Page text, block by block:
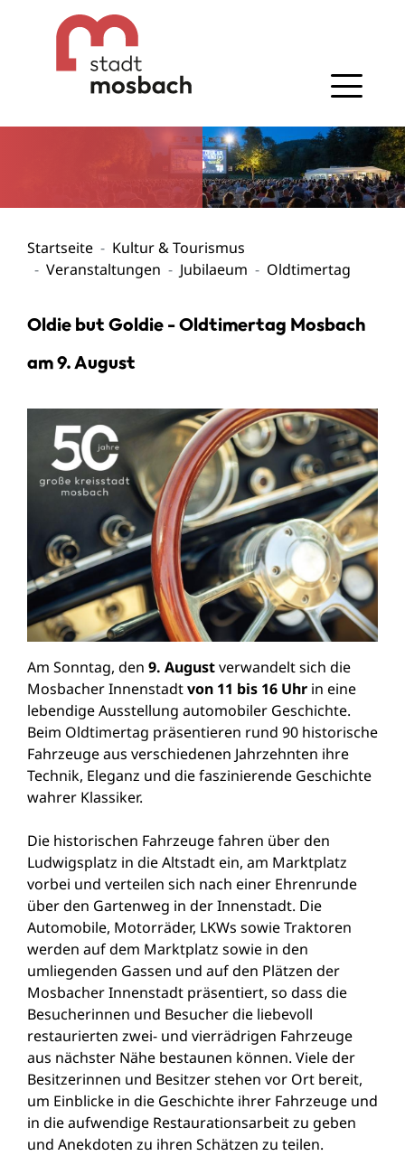
Gehe zum Navigationsbereich
Gehe zum Inhalt
Startseite
Kultur & Tourismus
Veranstaltungen
Jubilaeum Oldtimertag
Oldie but Goldie - Oldtimertag Mosbach
am 9. August
Am Sonntag, den 9. Augustverwandelt sich die
Mosbacher Innenstadtvon 11 bis 16 Uhr in eine
lebendige Ausstellung automobiler Geschichte.
Beim Oldtimertag präsentieren rund 90 historische
Fahrzeuge aus verschiedenen Jahrzehnten ihre
Technik, Eleganz und die faszinierende Geschichte
wahrer Klassiker.
Die historischen Fahrzeuge fahren über den
Ludwigsplatz in die Altstadt ein, am Marktplatz
vorbei und verteilen sich nach einer Ehrenrunde
über den Gartenweg in der Innenstadt. Die
Automobile, Motorräder, LKWs sowie Traktoren
werden auf dem Marktplatz sowie in den
umliegenden Gassen und auf den Plätzen der
Mosbacher Innenstadt präsentiert, so dass die
Besucherinnen und Besucher die liebevoll
restaurierten zwei- und vierrädrigen Fahrzeuge
aus nächster Nähe bestaunen können. Viele der
Besitzerinnen und Besitzer stehen vor Ort bereit,
um Einblicke in die Geschichte ihrer Fahrzeuge und
in die aufwendige Restaurationsarbeit zu geben
und Anekdoten zu ihren Schätzen zu teilen.